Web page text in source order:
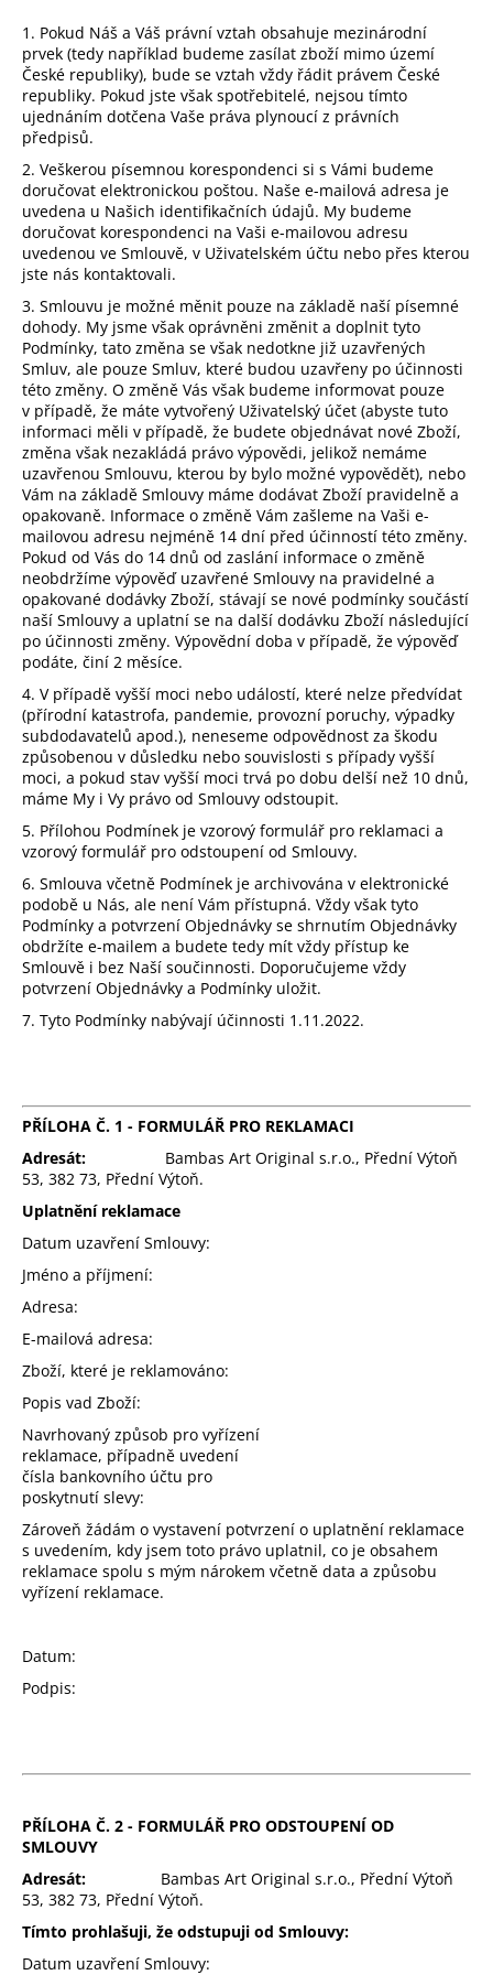
1. Pokud Náš a Váš právní vztah obsahuje mezinárodní
prvek (tedy například budeme zasílat zboží mimo území
České republiky), bude se vztah vždy řádit právem České
republiky. Pokud jste však spotřebitelé, nejsou tímto
ujednáním dotčena Vaše práva plynoucí z právních
předpisů.
2. Veškerou písemnou korespondenci si s Vámi budeme
doručovat elektronickou poštou. Naše e-mailová adresa je
uvedena u Našich identifikačních údajů. My budeme
doručovat korespondenci na Vaši e-mailovou adresu
uvedenou ve Smlouvě, v Uživatelském účtu nebo přes kterou
jste nás kontaktovali.
3. Smlouvu je možné měnit pouze na základě naší písemné
dohody. My jsme však oprávněni změnit a doplnit tyto
Podmínky, tato změna se však nedotkne již uzavřených
Smluv, ale pouze Smluv, které budou uzavřeny po účinnosti
této změny. O změně Vás však budeme informovat pouze
v případě, že máte vytvořený Uživatelský účet (abyste tuto
informaci měli v případě, že budete objednávat nové Zboží,
změna však nezakládá právo výpovědi, jelikož nemáme
uzavřenou Smlouvu, kterou by bylo možné vypovědět), nebo
Vám na základě Smlouvy máme dodávat Zboží pravidelně a
opakovaně. Informace o změně Vám zašleme na Vaši e-
mailovou adresu nejméně 14 dní před účinností této změny.
Pokud od Vás do 14 dnů od zaslání informace o změně
neobdržíme výpověď uzavřené Smlouvy na pravidelné a
opakované dodávky Zboží, stávají se nové podmínky součástí
naší Smlouvy a uplatní se na další dodávku Zboží následující
po účinnosti změny. Výpovědní doba v případě, že výpověď
podáte, činí 2 měsíce.
4. V případě vyšší moci nebo událostí, které nelze předvídat
(přírodní katastrofa, pandemie, provozní poruchy, výpadky
subdodavatelů apod.), neneseme odpovědnost za škodu
způsobenou v důsledku nebo souvislosti s případy vyšší
moci, a pokud stav vyšší moci trvá po dobu delší než 10 dnů,
máme My i Vy právo od Smlouvy odstoupit.
5. Přílohou Podmínek je vzorový formulář pro reklamaci a
vzorový formulář pro odstoupení od Smlouvy.
6. Smlouva včetně Podmínek je archivována v elektronické
podobě u Nás, ale není Vám přístupná. Vždy však tyto
Podmínky a potvrzení Objednávky se shrnutím Objednávky
obdržíte e-mailem a budete tedy mít vždy přístup ke
Smlouvě i bez Naší součinnosti. Doporučujeme vždy
potvrzení Objednávky a Podmínky uložit.
7. Tyto Podmínky nabývají účinnosti 1.11.2022.
PŘÍLOHA Č. 1 - FORMULÁŘ PRO REKLAMACI
Adresát:
Bambas Art Original s.r.o., Přední Výtoň
53, 382 73, Přední Výtoň.
Uplatnění reklamace
Datum uzavření Smlouvy:
Jméno a příjmení:
Adresa:
E-mailová adresa:
Zboží, které je reklamováno:
Popis vad Zboží:
Navrhovaný způsob pro vyřízení
reklamace, případně uvedení
čísla bankovního účtu pro
poskytnutí slevy:
Zároveň žádám o vystavení potvrzení o uplatnění reklamace
s uvedením, kdy jsem toto právo uplatnil, co je obsahem
reklamace spolu s mým nárokem včetně data a způsobu
vyřízení reklamace.
Datum:
Podpis:
PŘÍLOHA Č. 2 - FORMULÁŘ PRO ODSTOUPENÍ OD
SMLOUVY
Adresát:
Bambas Art Original s.r.o., Přední Výtoň
53, 382 73, Přední Výtoň.
Tímto prohlašuji, že odstupuji od Smlouvy:
Datum uzavření Smlouvy: